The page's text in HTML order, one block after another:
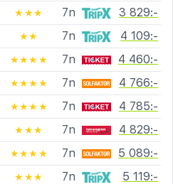
★★★ 7n
3 829:-
★★ 7n
4 109:-
★★★★ 7n
4 460:-
★★★★ 7n
4 766:-
★★★★ 7n
4 785:-
★★★ 7n
4 829:-
★★★★ 7n
5 089:-
★★★ 7n
5 119:-